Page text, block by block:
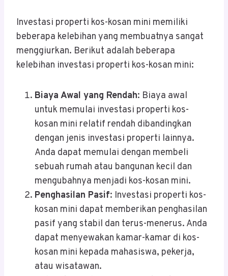
Investasi properti kos-kosan mini memiliki
beberapa kelebihan yang membuatnya sangat
menggiurkan. Berikut adalah beberapa
kelebihan investasi properti kos-kosan mini:
Biaya Awal yang Rendah: Biaya awal
untuk memulai investasi properti kos-
kosan mini relatif rendah dibandingkan
dengan jenis investasi properti lainnya.
Anda dapat memulai dengan membeli
sebuah rumah atau bangunan kecil dan
mengubahnya menjadi kos-kosan mini.
Penghasilan Pasif: Investasi properti kos-
kosan mini dapat memberikan penghasilan
pasif yang stabil dan terus-menerus. Anda
dapat menyewakan kamar-kamar di kos-
kosan mini kepada mahasiswa, pekerja,
atau wisatawan.